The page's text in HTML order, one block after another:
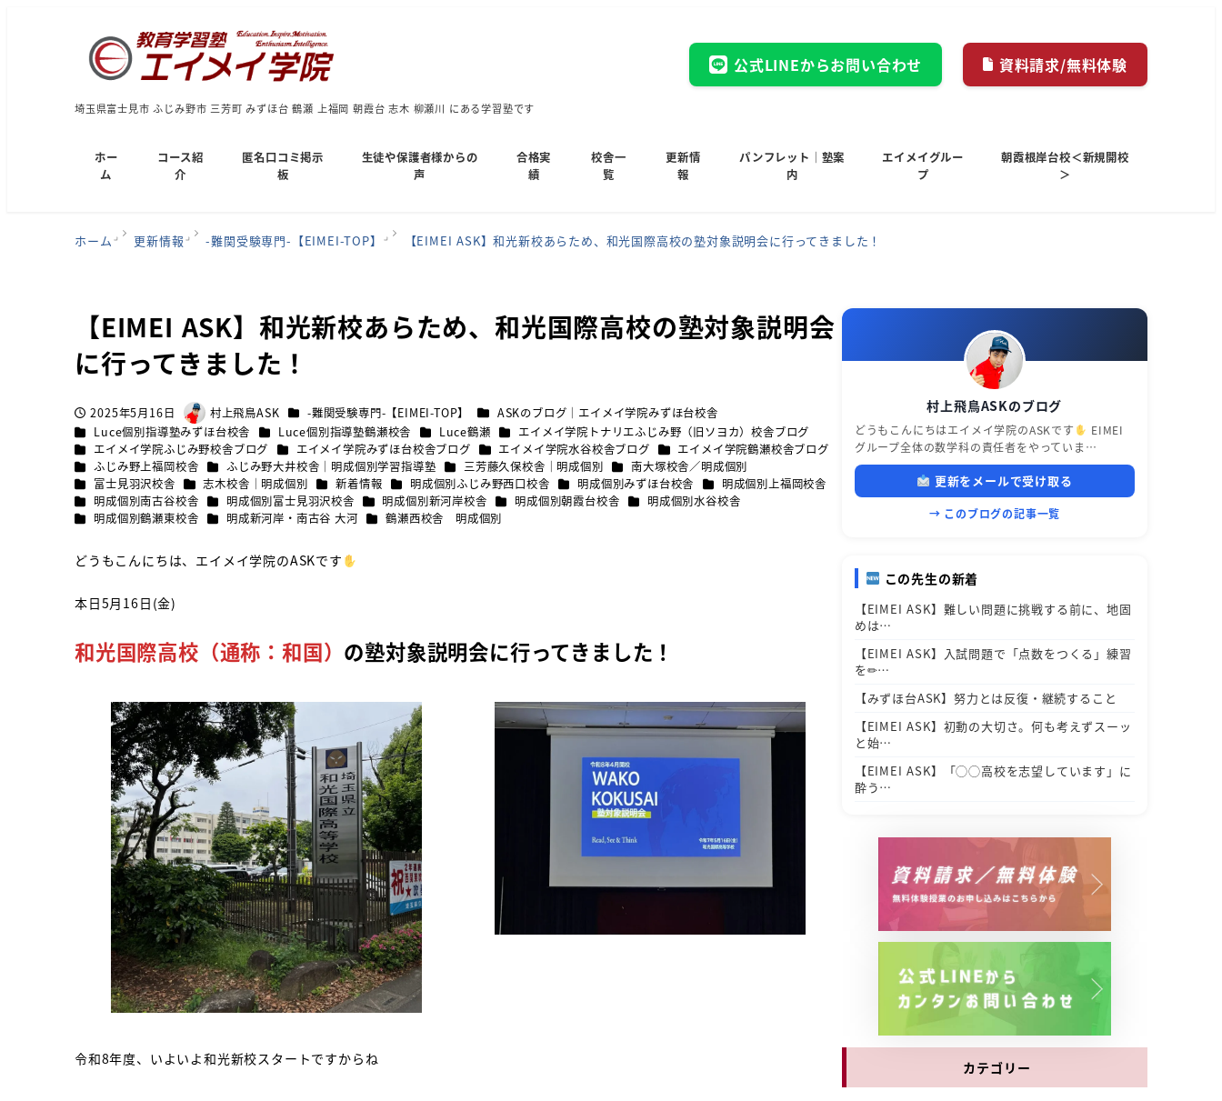
埼玉県富士見市 ふじみ野市 三芳町 みずほ台 鶴瀬 上福岡 朝霞台 志木 柳瀬川 にある学習塾です
公式LINEからお問い合わせ 資料請求/無料体験
ホー
ム
コース紹
介
匿名口コミ掲示
板
生徒や保護者様からの
声
合格実
績
校舎一
覧
更新情
報
パンフレット｜塾案
内
エイメイグルー
プ
朝霞根岸台校＜新規開校
＞
ホーム 更新情報 -難関受験専門-【EIMEI-TOP】 【EIMEI ASK】和光新校あらため、和光国際高校の塾対象説明会に行ってきました！
【EIMEI ASK】和光新校あらため、和光国際高校の塾対象説明会
に行ってきました！
投稿日2025年5月16日
著
者
村上飛鳥ASK カテゴリー
-難関受験専門-【EIMEI-TOP】 カテゴリー
ASKのブログ｜エイメイ学院みずほ台校舎
カテゴリー
Luce個別指導塾みずほ台校舎 カテゴリー
Luce個別指導塾鶴瀬校舎 カテゴリー
Luce鶴瀬 カテゴリー
エイメイ学院トナリエふじみ野（旧ソヨカ）校舎ブログ
カテゴリー
エイメイ学院ふじみ野校舎ブログ カテゴリー
エイメイ学院みずほ台校舎ブログ カテゴリー
エイメイ学院水谷校舎ブログ カテゴリー
エイメイ学院鶴瀬校舎ブログ
カテゴリー
ふじみ野上福岡校舎 カテゴリー
ふじみ野大井校舎｜明成個別学習指導塾 カテゴリー
三芳藤久保校舎｜明成個別 カテゴリー
南大塚校舎／明成個別
カテゴリー
富士見羽沢校舎 カテゴリー
志木校舎｜明成個別 カテゴリー
新着情報 カテゴリー
明成個別ふじみ野西口校舎 カテゴリー
明成個別みずほ台校舎 カテゴリー
明成個別上福岡校舎
カテゴリー
明成個別南古谷校舎 カテゴリー
明成個別富士見羽沢校舎 カテゴリー
明成個別新河岸校舎 カテゴリー
明成個別朝霞台校舎 カテゴリー
明成個別水谷校舎
カテゴリー
明成個別鶴瀬東校舎 カテゴリー
明成新河岸・南古谷 大河 カテゴリー
鶴瀬西校舎 明成個別
どうもこんにちは、エイメイ学院のASKです
本日5月16日(金)
和光国際高校（通称：和国） の塾対象説明会に行ってきました！
令和8年度、いよいよ和光新校スタートですからね
村上飛鳥ASKのブログ
どうもこんにちはエイメイ学院のASKです
EIMEI
グループ全体の数学科の責任者をやっていま…
更新をメールで受け取る
→ このブログの記事一覧
この先生の新着
【EIMEI ASK】難しい問題に挑戦する前に、地固
めは…
【EIMEI ASK】入試問題で「点数をつくる」練習
を✏…
【みずほ台ASK】努力とは反復・継続すること
【EIMEI ASK】初動の大切さ。何も考えずスーッ
と始…
【EIMEI ASK】「◯◯高校を志望しています」に
酔う…
カテゴリー